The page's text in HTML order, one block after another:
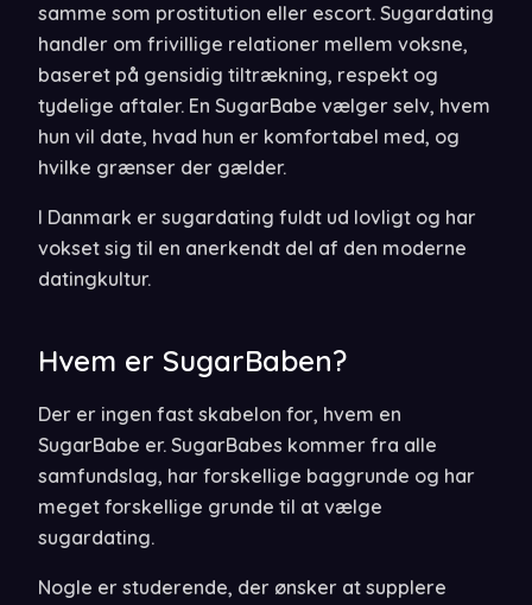
samme som prostitution eller escort. Sugardating
handler om frivillige relationer mellem voksne,
baseret på gensidig tiltrækning, respekt og
tydelige aftaler. En SugarBabe vælger selv, hvem
hun vil date, hvad hun er komfortabel med, og
hvilke grænser der gælder.
I Danmark er sugardating fuldt ud lovligt og har
vokset sig til en anerkendt del af den moderne
datingkultur.
Hvem er SugarBaben?
Der er ingen fast skabelon for, hvem en
SugarBabe er. SugarBabes kommer fra alle
samfundslag, har forskellige baggrunde og har
meget forskellige grunde til at vælge
sugardating.
Nogle er studerende, der ønsker at supplere